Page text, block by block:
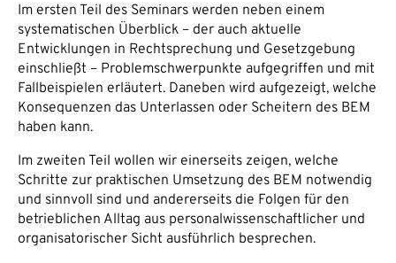
Im ersten Teil des Seminars werden neben einem
systematischen Überblick – der auch aktuelle
Entwicklungen in Rechtsprechung und Gesetzgebung
einschließt – Problemschwerpunkte aufgegriffen und mit
Fallbeispielen erläutert. Daneben wird aufgezeigt, welche
Konsequenzen das Unterlassen oder Scheitern des BEM
haben kann.
Im zweiten Teil wollen wir einerseits zeigen, welche
Schritte zur praktischen Umsetzung des BEM notwendig
und sinnvoll sind und andererseits die Folgen für den
betrieblichen Alltag aus personalwissenschaftlicher und
organisatorischer Sicht ausführlich besprechen.